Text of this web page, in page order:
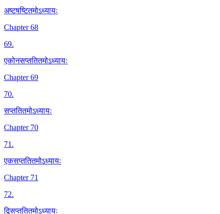
अष्टषष्टितमोऽध्यायः
Chapter 68
69.
एकोनसप्ततितमोऽध्यायः
Chapter 69
70.
सप्ततितमोऽध्यायः
Chapter 70
71.
एकसप्ततितमोऽध्यायः
Chapter 71
72.
द्विसप्ततितमोऽध्यायः